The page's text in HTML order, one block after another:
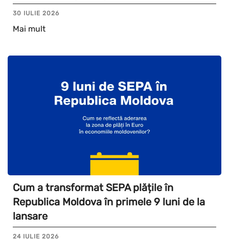
30 IULIE 2026
Mai mult
Cum a transformat SEPA plățile în
Republica Moldova în primele 9 luni de la
lansare
24 IULIE 2026